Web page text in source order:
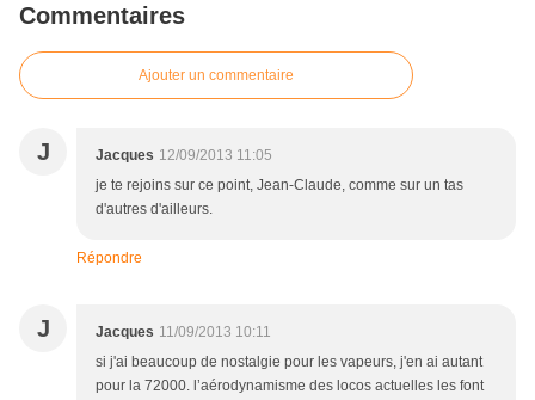
Commentaires
Ajouter un commentaire
J Jacques 12/09/2013 11:05
je te rejoins sur ce point, Jean-Claude, comme sur un tas
d'autres d'ailleurs.
Répondre
J Jacques 11/09/2013 10:11
si j'ai beaucoup de nostalgie pour les vapeurs, j'en ai autant
pour la 72000. l’aérodynamisme des locos actuelles les font